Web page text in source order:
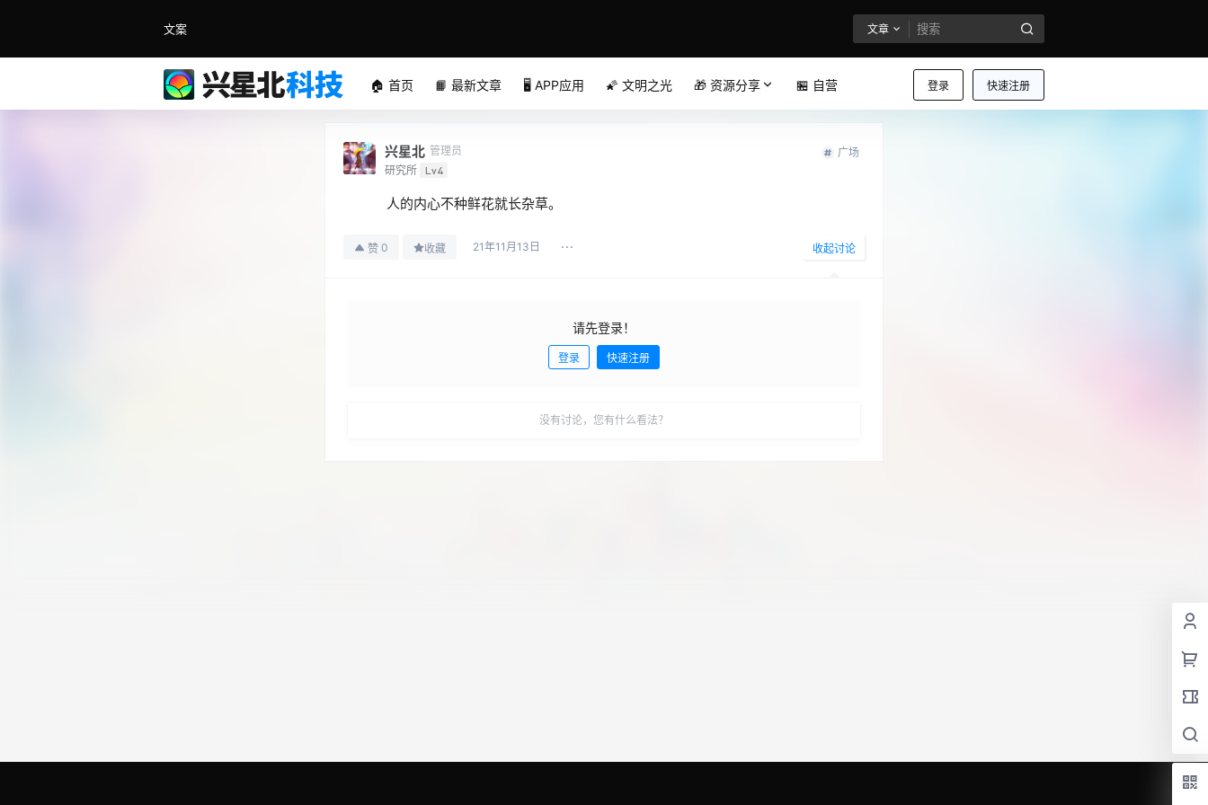
文案 文章
登录 快速注册
🏠 首页 📙 最新文章 🖥️ APP应用 🌠 文明之光 🎁 资源分享 🏪 自营
兴星北 管理员
研究所 Lv4
广场
人的内心不种鲜花就长杂草。
赞 0 收藏 21年11月13日 收起讨论
请先登录！
登录 快速注册
没有讨论，您有什么看法？